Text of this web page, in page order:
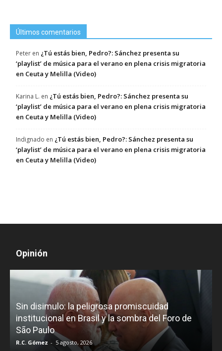
Últimos comentarios
Peter en ¿Tú estás bien, Pedro?: Sánchez presenta su
‘playlist’ de música para el verano en plena crisis migratoria
en Ceuta y Melilla (Video)
Karina L. en ¿Tú estás bien, Pedro?: Sánchez presenta su
‘playlist’ de música para el verano en plena crisis migratoria
en Ceuta y Melilla (Video)
Indignado en ¿Tú estás bien, Pedro?: Sánchez presenta su
‘playlist’ de música para el verano en plena crisis migratoria
en Ceuta y Melilla (Video)
Opinión
Sin disimulo: la peligrosa promiscuidad
institucional en Brasil y la sombra del Foro de
São Paulo
R.C. Gómez - 5 agosto, 2026